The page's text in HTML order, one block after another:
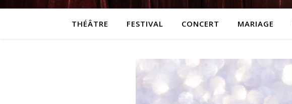
THÉÂTRE FESTIVAL CONCERT MARIAGE